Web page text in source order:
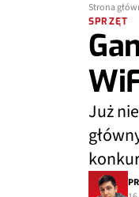
Strona
SPRZĘT
Już